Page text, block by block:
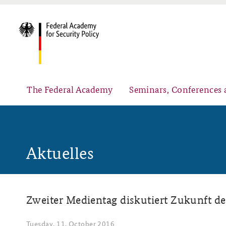
The Federal Academy
Advisory Board
Seminars, Conferences
Security Policy Course for Senior Officials
Aktuelles
Zweiter Medientag diskutiert Zukunft
Tuesday, 11. October 2016